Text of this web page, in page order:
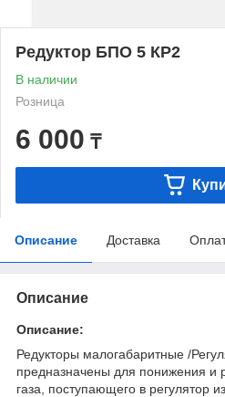
Редуктор БПО 5 КР2
В наличии
Розница
6 000 ₸
Описание Доставка
Описание
Описание:
Редукторы малогабаритные /
предназначены для понижения и
газа, поступающего в регулятор